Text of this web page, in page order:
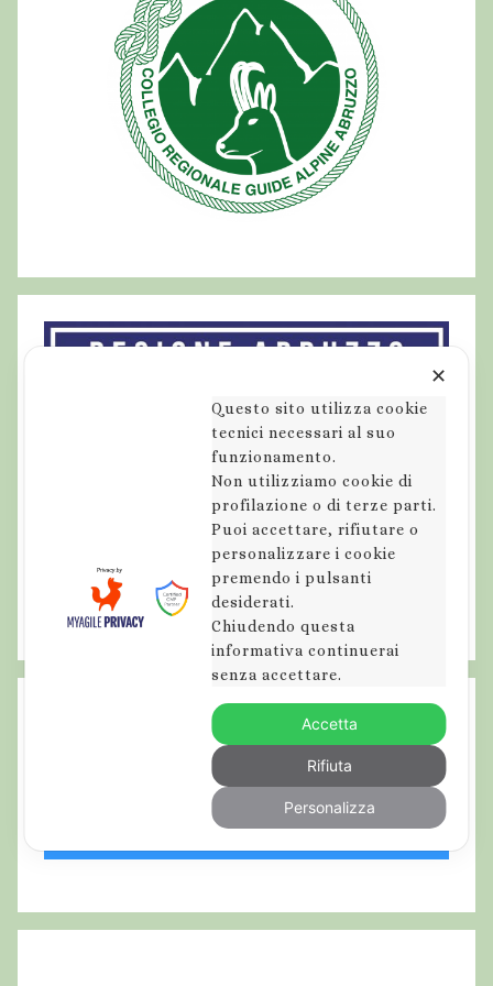
✕
Questo sito utilizza cookie
tecnici necessari al suo
funzionamento.
Non utilizziamo cookie di
profilazione o di terze parti.
Puoi accettare, rifiutare o
personalizzare i cookie
premendo i pulsanti
desiderati.
Chiudendo questa
informativa continuerai
senza accettare.
Accetta
Rifiuta
Personalizza